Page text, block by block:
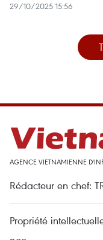
29/10/2025 15:56
AGENCE VIETNAMIENNE
Rédacteur en chef:
Propriété